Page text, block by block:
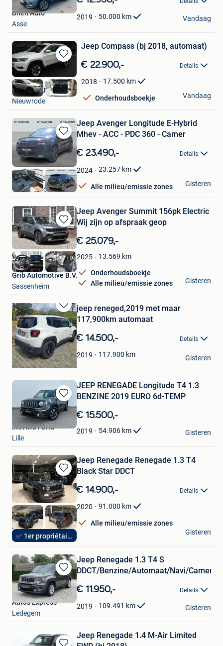
Mijn
Favorieten
2019 50.000 km
Bhen Auto
Asse
Vandaag
Bewaren
Mijn
Favorieten
Jeep Compass (bj 2018, automaat)
€ 22.900,- Details
2018 17.500 km
Onderhoudsboekje
Autos De Jan
Nieuwrode
Vandaag
Bewaren
in
Mijn
Favorieten
Jeep Avenger Longitude E-Hybrid
Mhev - ACC - PDC 360 - Camer
€ 23.490,- Details
2024 23.257 km
Alle milieu/emissie zones
Traxxion Eeklo
Waarschoot
Gisteren
Bewaren
in
Mijn
Favorieten
Jeep Avenger Summit 156pk Electric
Wij zijn op afspraak geop
€ 25.079,-
2025 13.569 km
Onderhoudsboekje
Alle milieu/emissie zones
Grib Automotive B.V.
Sassenheim
Gisteren
Bewaren
in
Mijn
Favorieten
jeep reneged,2019 met maar
117,900km automaat
€ 14.500,- Details
2019 117.900 km
Maly1978
Antwerpen
Gisteren
Bewaren
in
Mijn
Favorieten
JEEP RENEGADE Longitude T4 1.3
BENZINE 2019 EURO 6d-TEMP
€ 15.500,-
2019 54.906 km
IMK MOTORS
Lille
Gisteren
Bewaren
in
Mijn
Favorieten
✅ 1er propriétaire
Jeep Renegade Renegade 1.3 T4
Black Star DDCT
€ 14.900,- Details
2020 91.000 km
Alle milieu/emissie zones
Hak Auto
Lendelede
Gisteren
Bewaren
in
Mijn
Favorieten
Jeep Renegade 1.3 T4 S
DDCT/Benzine/Automaat/Navi/Camera/
€ 11.950,- Details
2019 109.491 km
Autos Express
Ledegem
Gisteren
Jeep Renegade 1.4 M-Air Limited